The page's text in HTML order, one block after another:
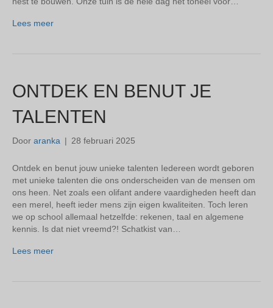
Lees meer
ONTDEK EN BENUT JE
TALENTEN
Door aranka | 28 februari 2025
Ontdek en benut jouw unieke talenten Iedereen wordt geboren
met unieke talenten die ons onderscheiden van de mensen om
ons heen. Net zoals een olifant andere vaardigheden heeft dan
een merel, heeft ieder mens zijn eigen kwaliteiten. Toch leren
we op school allemaal hetzelfde: rekenen, taal en algemene
kennis. Is dat niet vreemd?!​ Schatkist van…
Lees meer